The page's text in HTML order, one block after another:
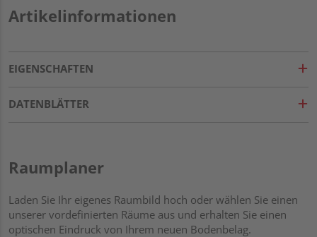
Artikelinformationen
EIGENSCHAFTEN
DATENBLÄTTER
Raumplaner
Laden Sie Ihr eigenes Raumbild hoch oder wählen Sie einen
unserer vordefinierten Räume aus und erhalten Sie einen
optischen Eindruck von Ihrem neuen Bodenbelag.